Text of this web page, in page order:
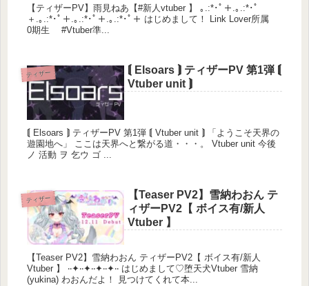
【ティザーPV】雨見ねあ【#新人vtuber 】 ｡.:*･ﾟ＋.｡.:*･ﾟ
＋.｡.:*･ﾟ＋.｡.:*･ﾟ＋.｡.:*･ﾟ＋ はじめまして！ Link Lover所属
0期生 #Vtuber準...
ティザー
⟬ Elsoars ⟭ ティザーPV 第1弾 ⟬
Vtuber unit ⟭
⟬ Elsoars ⟭ ティザーPV 第1弾 ⟬ Vtuber unit ⟭ 「ようこそ天界の
遊園地へ」 ここは天界へと繋がる道・・・。 Vtuber unit 今後
ノ 活動 ヲ 乞ウ ゴ ...
ティザー
【Teaser PV2】雪納わおん テ
ィザーPV2【 ボイス有/新人
Vtuber 】
【Teaser PV2】雪納わおん ティザーPV2【 ボイス有/新人
Vtuber 】 ‧‧✦‧‧✦‧‧✦‧‧✦‧‧ はじめまして♡堕天犬Vtuber 雪納
(yukina) わおんだよ！ 見つけてくれて本...